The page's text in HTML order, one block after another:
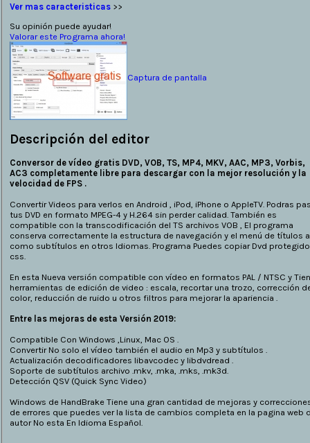
Ver mas caracteristicas >>
Su opinión puede ayudar!
Valorar este Programa ahora!
Captura de pantalla
Descripción del editor
Conversor de vídeo gratis DVD, VOB, TS, MP4, MKV, AAC, MP3, Vorbis,
AC3 completamente libre para descargar con la mejor resolución y la
velocidad de FPS .
Convertir Videos para verlos en Android , iPod, iPhone o AppleTV. Podras
tus DVD en formato MPEG-4 y H.264 sin perder calidad. También es
compatible con la transcodificación del TS archivos VOB , El programa
conserva correctamente la estructura de navegación y el menú de títulos
como subtítulos en otros Idiomas. Programa Puedes copiar Dvd protegido
css.
En esta Nueva versión compatible con vídeo en formatos PAL / NTSC y
herramientas de edición de video : escala, recortar una trozo, corrección
color, reducción de ruido u otros filtros para mejorar la apariencia .
Entre las mejoras de esta Versión 2019:
Compatible Con Windows ,Linux, Mac OS .
Convertir No solo el vídeo también el audio en Mp3 y subtítulos .
Actualización decodificadores libavcodec y libdvdread .
Soporte de subtítulos archivo .mkv, .mka, .mks, .mk3d.
Detección QSV (Quick Sync Video)
Windows de HandBrake Tiene una gran cantidad de mejoras y
de errores que puedes ver la lista de cambios completa en la pagina web
autor No esta En Idioma Español.